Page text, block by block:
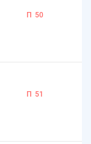
П 50
П 51